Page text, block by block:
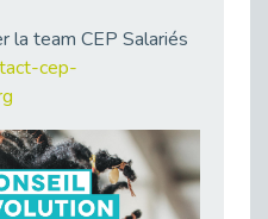
28 avril : Agir ensemble pour une culture de prévention au travail
et le handicap
Handicap moteur et emploi : réussir ses recrutements vidéo
la team CEP Salariés
cep-